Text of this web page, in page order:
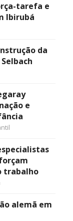
tarefa e
Ibirubá
da
e
trabalho
alemã em